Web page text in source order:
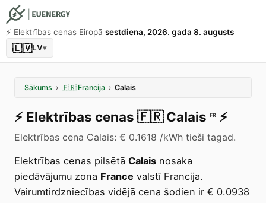
⚡️ Elektrības cenas Eiropā sestdiena, 2026. gada 8. augusts
🇱🇻LV▾
Sākums › 🇫🇷 Francija › Calais
⚡️ Elektrības cenas 🇫🇷 Calais FR ⚡️
Elektrības cena Calais: € 0.1618 /kWh tieši tagad.
Elektrības cenas pilsētā Calais nosaka
piedāvājumu zona France valstī Francija.
Vairumtirdzniecības vidējā cena šodien ir € 0.0938